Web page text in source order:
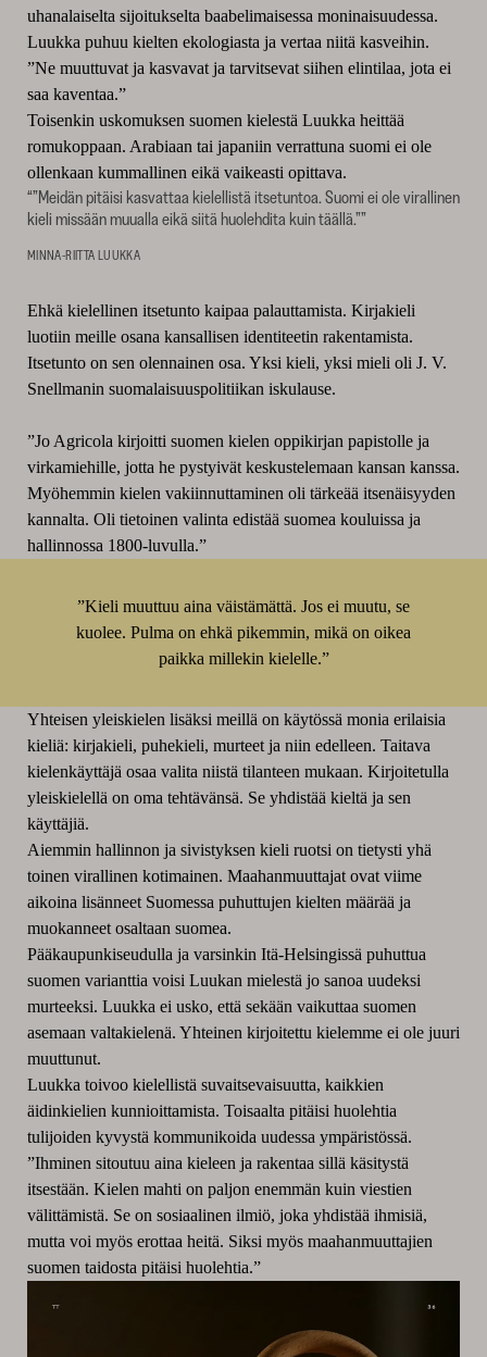
uhanalaiselta sijoitukselta baabelimaisessa moninaisuudessa.
Luukka puhuu kielten ekologiasta ja vertaa niitä kasveihin.
”Ne muuttuvat ja kasvavat ja tarvitsevat siihen elintilaa, jota ei
saa kaventaa.”
Toisenkin uskomuksen suomen kielestä Luukka heittää
romukoppaan. Arabiaan tai japaniin verrattuna suomi ei ole
ollenkaan kummallinen eikä vaikeasti opittava.
“”Meidän pitäisi kasvattaa kielellistä itsetuntoa. Suomi ei ole virallinen
kieli missään muualla eikä siitä huolehdita kuin täällä.””
MINNA-RIITTA LUUKKA
Ehkä kielellinen itsetunto kaipaa palauttamista. Kirjakieli
luotiin meille osana kansallisen identiteetin rakentamista.
Itsetunto on sen olennainen osa. Yksi kieli, yksi mieli oli J. V.
Snellmanin suomalaisuuspolitiikan iskulause.
”Jo Agricola kirjoitti suomen kielen oppikirjan papistolle ja
virkamiehille, jotta he pystyivät keskustelemaan kansan kanssa.
Myöhemmin kielen vakiinnuttaminen oli tärkeää itsenäisyyden
kannalta. Oli tietoinen valinta edistää suomea kouluissa ja
hallinnossa 1800-luvulla.”
”Kieli muuttuu aina väistämättä. Jos ei muutu, se
kuolee. Pulma on ehkä pikemmin, mikä on oikea
paikka millekin kielelle.”
Yhteisen yleiskielen lisäksi meillä on käytössä monia erilaisia
kieliä: kirjakieli, puhekieli, murteet ja niin edelleen. Taitava
kielenkäyttäjä osaa valita niistä tilanteen mukaan. Kirjoitetulla
yleiskielellä on oma tehtävänsä. Se yhdistää kieltä ja sen
käyttäjiä.
Aiemmin hallinnon ja sivistyksen kieli ruotsi on tietysti yhä
toinen virallinen kotimainen. Maahanmuuttajat ovat viime
aikoina lisänneet Suomessa puhuttujen kielten määrää ja
muokanneet osaltaan suomea.
Pääkaupunkiseudulla ja varsinkin Itä-Helsingissä puhuttua
suomen varianttia voisi Luukan mielestä jo sanoa uudeksi
murteeksi. Luukka ei usko, että sekään vaikuttaa suomen
asemaan valtakielenä. Yhteinen kirjoitettu kielemme ei ole juuri
muuttunut.
Luukka toivoo kielellistä suvaitsevaisuutta, kaikkien
äidinkielien kunnioittamista. Toisaalta pitäisi huolehtia
tulijoiden kyvystä kommunikoida uudessa ympäristössä.
”Ihminen sitoutuu aina kieleen ja rakentaa sillä käsitystä
itsestään. Kielen mahti on paljon enemmän kuin viestien
välittämistä. Se on sosiaalinen ilmiö, joka yhdistää ihmisiä,
mutta voi myös erottaa heitä. Siksi myös maahanmuuttajien
suomen taidosta pitäisi huolehtia.”